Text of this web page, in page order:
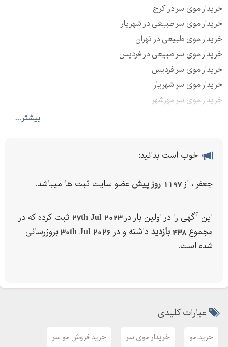
بیشتر...
خریدار موی سر در کرج
خریدار موی سر طبیعی در شهریار
خریدار موی طبیعی در تهران
خریدار موی سر طبیعی در فردیس
خریدار موی سر فردیس
خریدار موی سر شهریار
خریدار موی سر مهرشهر
فروش مو در تماس باشید..
خوب است بدانید:
جعفر ، از1197 روز پیش عضو سایت ثبت ها میباشد.
این آگهی را در اولین بار در27th Jul 2023 ثبت کرده که در
مجموع438 بازدید داشته و در 30th Jul 2026 بروزرسانی
شده است.
عبارات کلیدی
خرید مو خریدار موی سر خرید فروش مو سر